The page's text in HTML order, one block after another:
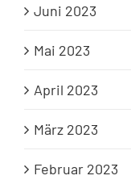
Juni 2023
Mai 2023
April 2023
März 2023
Februar 2023